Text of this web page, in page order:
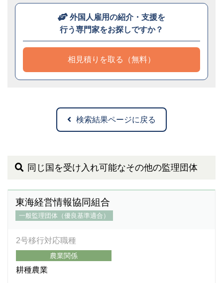
外国人雇用の紹介・支援を
行う専門家をお探しですか？
相見積りを取る（無料）
検索結果ページに戻る
同じ国を受け入れ可能なその他の監理団体
東海経営情報協同組合
一般監理団体（優良基準適合）
2号移行対応職種
農業関係
耕種農業